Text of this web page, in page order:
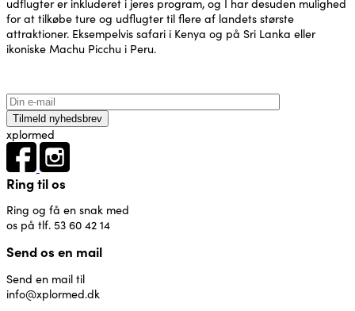
udflugter er inkluderet i jeres program, og I har desuden mulighed
for at tilkøbe ture og udflugter til flere af landets største
attraktioner. Eksempelvis safari i Kenya og på Sri Lanka eller
ikoniske Machu Picchu i Peru.
xplormed
Ring til os
Ring og få en snak med
os på tlf. 53 60 42 14
Send os en mail
Send en mail til
info@xplormed.dk